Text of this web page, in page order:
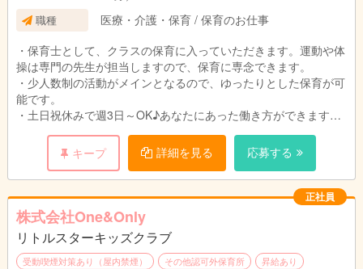
週所定労働日数：3日
残業ほぼなし
職種
医療・介護・保育 / 保育のお仕事
・保育士として、クラスの保育に入っていただきます。運動や体
操は専門の先生が担当しますので、保育に専念できます。
・少人数制の活動がメインとなるので、ゆったりとした保育が可
能です。
・土日祝休みで週3日～OK♪あなたにあった働き方ができます。
・日々の残業はほぼありません！オン・オフをしっかり分けたメ
リハリのある働き方が叶います。
キープ 詳細を見る 応募する
正社員
株式会社One&Only
リトルスターキッズクラブ
受動喫煙対策あり（屋内禁煙） その他認可外保育所
昇給あり